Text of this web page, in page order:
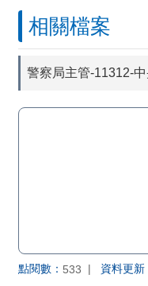
相關檔案
警察局主管-11312-
點閱數： 533 資料更新